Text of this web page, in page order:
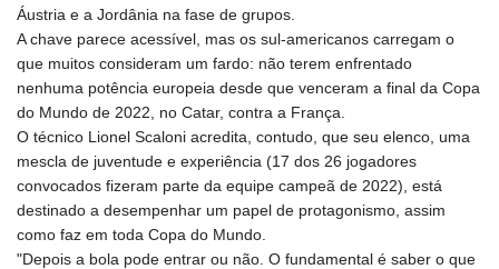
Áustria e a Jordânia na fase de grupos.
A chave parece acessível, mas os sul-americanos carregam o
que muitos consideram um fardo: não terem enfrentado
nenhuma potência europeia desde que venceram a final da Copa
do Mundo de 2022, no Catar, contra a França.
O técnico Lionel Scaloni acredita, contudo, que seu elenco, uma
mescla de juventude e experiência (17 dos 26 jogadores
convocados fizeram parte da equipe campeã de 2022), está
destinado a desempenhar um papel de protagonismo, assim
como faz em toda Copa do Mundo.
"Depois a bola pode entrar ou não. O fundamental é saber o que